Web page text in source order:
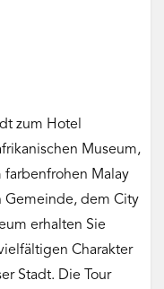
zum Hotel
Museum,
Malay
Gemeinde, dem City
erhalten Sie
Charakter
Stadt. Die Tour